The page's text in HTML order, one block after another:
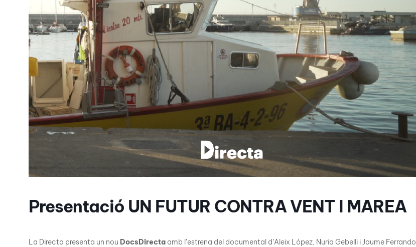
Presentació UN FUTUR CONTRA VENT I MAREA
La Directa presenta un nou DocsDirecta amb l’estrena del documental d’Aleix López, Nuria Gebelli i Jaume Ferrando